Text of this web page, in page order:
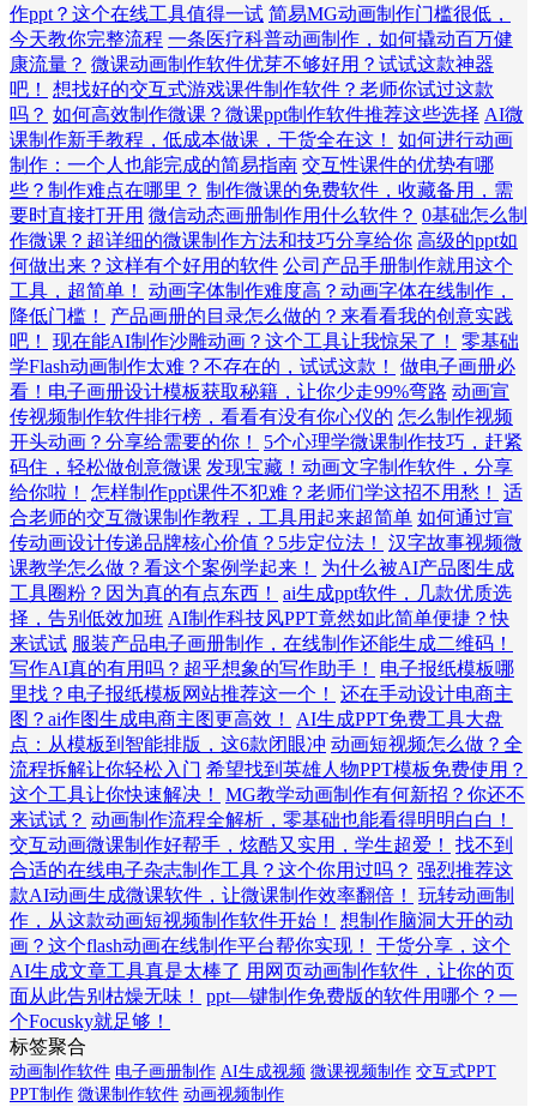
作ppt？这个在线工具值得一试 简易MG动画制作门槛很低，
今天教你完整流程 一条医疗科普动画制作，如何撬动百万健
康流量？ 微课动画制作软件优芽不够好用？试试这款神器
吧！
想找好的交互式游戏课件制作软件？老师你试过这款
吗？ 如何高效制作微课？微课ppt制作软件推荐这些选择 AI微
课制作新手教程，低成本做课，干货全在这！
如何进行动画
制作：一个人也能完成的简易指南 交互性课件的优势有哪
些？制作难点在哪里？ 制作微课的免费软件，收藏备用，需
要时直接打开用 微信动态画册制作用什么软件？ 0基础怎么制
作微课？超详细的微课制作方法和技巧分享给你 高级的ppt如
何做出来？这样有个好用的软件 公司产品手册制作就用这个
工具，超简单！
动画字体制作难度高？动画字体在线制作，
降低门槛！
产品画册的目录怎么做的？来看看我的创意实践
吧！
现在能AI制作沙雕动画？这个工具让我惊呆了！
零基础
学Flash动画制作太难？不存在的，试试这款！
做电子画册必
看！电子画册设计模板获取秘籍，让你少走99%弯路 动画宣
传视频制作软件排行榜，看看有没有你心仪的 怎么制作视频
开头动画？分享给需要的你！
5个心理学微课制作技巧，赶紧
码住，轻松做创意微课 发现宝藏！动画文字制作软件，分享
给你啦！
怎样制作ppt课件不犯难？老师们学这招不用愁！
适
合老师的交互微课制作教程，工具用起来超简单 如何通过宣
传动画设计传递品牌核心价值？5步定位法！
汉字故事视频微
课教学怎么做？看这个案例学起来！
为什么被AI产品图生成
工具圈粉？因为真的有点东西！
ai生成ppt软件，几款优质选
择，告别低效加班 AI制作科技风PPT竟然如此简单便捷？快
来试试 服装产品电子画册制作，在线制作还能生成二维码！
写作AI真的有用吗？超乎想象的写作助手！
电子报纸模板哪
里找？电子报纸模板网站推荐这一个！
还在手动设计电商主
图？ai作图生成电商主图更高效！
AI生成PPT免费工具大盘
点：从模板到智能排版，这6款闭眼冲 动画短视频怎么做？全
流程拆解让你轻松入门 希望找到英雄人物PPT模板免费使用？
这个工具让你快速解决！
MG教学动画制作有何新招？你还不
来试试？ 动画制作流程全解析，零基础也能看得明明白白！
交互动画微课制作好帮手，炫酷又实用，学生超爱！
找不到
合适的在线电子杂志制作工具？这个你用过吗？ 强烈推荐这
款AI动画生成微课软件，让微课制作效率翻倍！
玩转动画制
作，从这款动画短视频制作软件开始！
想制作脑洞大开的动
画？这个flash动画在线制作平台帮你实现！
干货分享，这个
AI生成文章工具真是太棒了 用网页动画制作软件，让你的页
面从此告别枯燥无味！
ppt—键制作免费版的软件用哪个？一
个Focusky就足够！
标签聚合
动画制作软件 电子画册制作 AI生成视频 微课视频制作 交互式PPT
PPT制作 微课制作软件 动画视频制作